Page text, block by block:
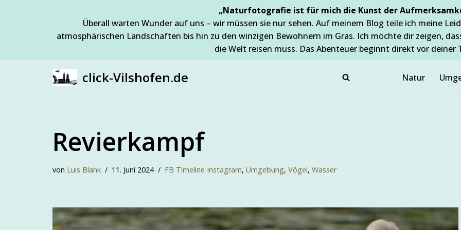
„Naturfotografie ist für mich die Kunst der
Überall warten Wunder auf uns – wir müssen sie nur sehen. Auf meinem Blog teile ich meine
atmosphärischen Landschaften bis hin zu den winzigen Bewohnern im Gras. Ich möchte dir zeigen,
die Welt reisen muss. Das Abenteuer beginnt direkt vor deiner
click-Vilshofen.de Natur
Revierkampf
von Luis Blank 11. Juni 2024 FB Timeline Instagram, Umgebung, Vögel, Wasser